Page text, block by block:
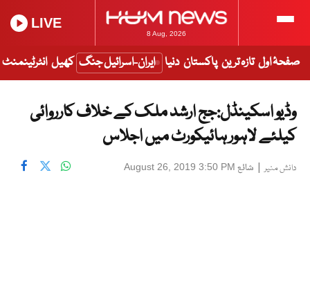
8 Aug, 2026
LIVE
صفحۂ اول تازہ ترین پاکستان دنیا ایران-اسرائیل جنگ کھیل انٹرٹینمنٹ
وڈیو اسکینڈل:جج ارشد ملک کے خلاف کارروائی
کیلئے لاہور ہائیکورٹ میں اجلاس
دانش منیر| شائع August 26, 2019 3:50 PM